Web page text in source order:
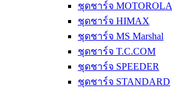
ชุดชาร์จ MOTOROLA
ชุดชาร์จ HIMAX
ชุดชาร์จ MS Marshal
ชุดชาร์จ T.C.COM
ชุดชาร์จ SPEEDER
ชุดชาร์จ STANDARD